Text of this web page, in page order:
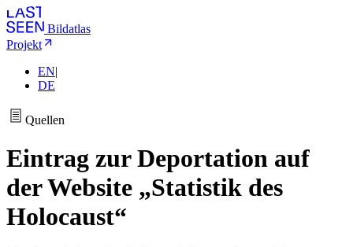
Bildatlas
Projekt
EN|
DE
Quellen
Eintrag zur Deportation auf
der Website „Statistik des
Holocaust“